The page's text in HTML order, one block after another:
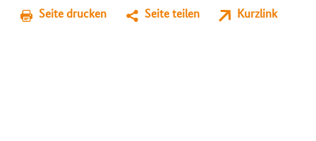
Seite drucken Seite teilen Kurzlink